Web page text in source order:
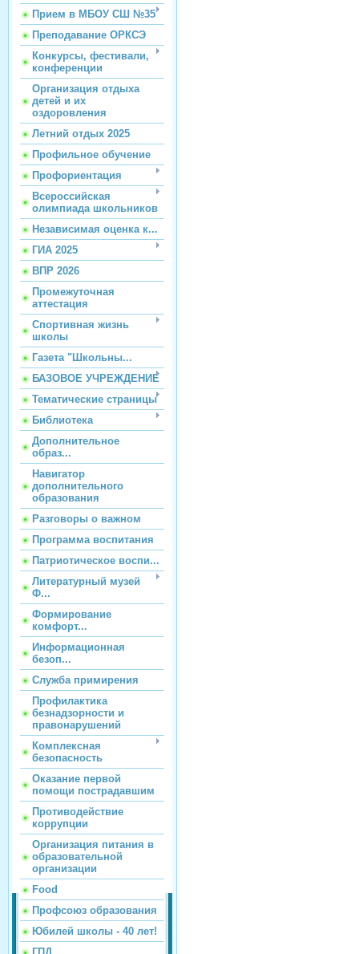
Прием в МБОУ СШ №35
Преподавание ОРКСЭ
Конкурсы, фестивали,
конференции
Организация отдыха
детей и их
оздоровления
Летний отдых 2025
Профильное обучение
Профориентация
Всероссийская
олимпиада школьников
Независимая оценка к...
ГИА 2025
ВПР 2026
Промежуточная
аттестация
Спортивная жизнь
школы
Газета "Школьны...
БАЗОВОЕ УЧРЕЖДЕНИЕ
Тематические страницы
Библиотека
Дополнительное
образ...
Навигатор
дополнительного
образования
Разговоры о важном
Программа воспитания
Патриотическое воспи...
Литературный музей
Ф...
Формирование
комфорт...
Информационная
безоп...
Служба примирения
Профилактика
безнадзорности и
правонарушений
Комплексная
безопасность
Оказание первой
помощи пострадавшим
Противодействие
коррупции
Организация питания в
образовательной
организации
Food
Профсоюз образования
Юбилей школы - 40 лет!